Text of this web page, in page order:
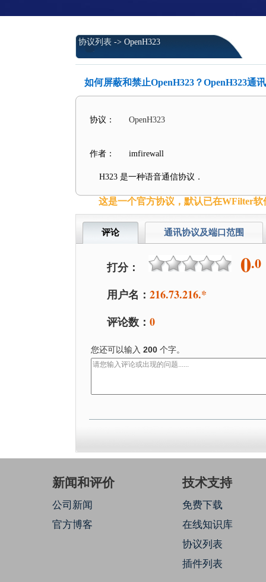
协议列表 -> OpenH323
如何屏蔽和禁止OpenH323？OpenH323通
协议： OpenH323
作者： imfirewall
H323 是一种语音通信协议．
这是一个官方协议，默认已在WFilter软
评论 通讯协议及端口范围
打分： 0.0
用户名： 216.73.216.*
评论数： 0
您还可以输入 200个字。
新闻和评价
公司新闻
官方博客
技术支持
免费下载
在线知识库
协议列表
插件列表